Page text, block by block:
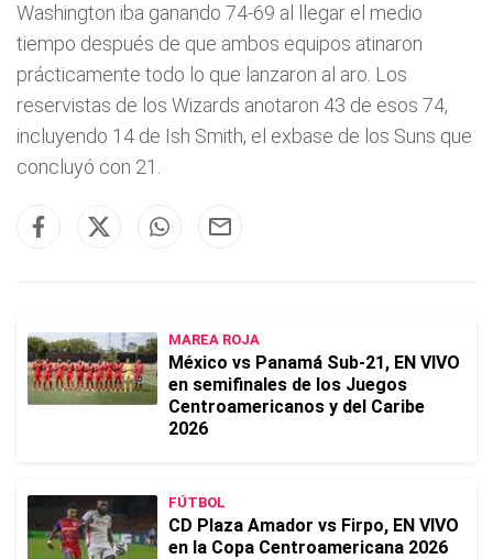
Washington iba ganando 74-69 al llegar el medio
tiempo después de que ambos equipos atinaron
prácticamente todo lo que lanzaron al aro. Los
reservistas de los Wizards anotaron 43 de esos 74,
incluyendo 14 de Ish Smith, el exbase de los Suns que
concluyó con 21.
MAREA ROJA
México vs Panamá Sub-21, EN VIVO
en semifinales de los Juegos
Centroamericanos y del Caribe
2026
FÚTBOL
CD Plaza Amador vs Firpo, EN VIVO
en la Copa Centroamericana 2026